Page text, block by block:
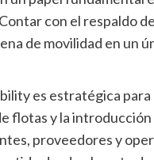
con el respaldo
de movilidad en un
es estratégica
flotas y la
proveedores y